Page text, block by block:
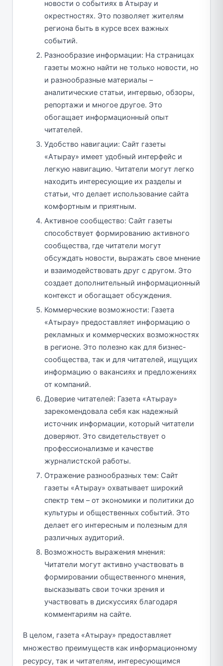
новости о событиях в Атырау и
окрестностях. Это позволяет жителям
региона быть в курсе всех важных
событий.
Разнообразие информации: На страницах
газеты можно найти не только новости, но
и разнообразные материалы –
аналитические статьи, интервью, обзоры,
репортажи и многое другое. Это
обогащает информационный опыт
читателей.
Удобство навигации: Сайт газеты
«Атырау» имеет удобный интерфейс и
легкую навигацию. Читатели могут легко
находить интересующие их разделы и
статьи, что делает использование сайта
комфортным и приятным.
Активное сообщество: Сайт газеты
способствует формированию активного
сообщества, где читатели могут
обсуждать новости, выражать свое мнение
и взаимодействовать друг с другом. Это
создает дополнительный информационный
контекст и обогащает обсуждения.
Коммерческие возможности: Газета
«Атырау» предоставляет информацию о
рекламных и коммерческих возможностях
в регионе. Это полезно как для бизнес-
сообщества, так и для читателей, ищущих
информацию о вакансиях и предложениях
от компаний.
Доверие читателей: Газета «Атырау»
зарекомендовала себя как надежный
источник информации, который читатели
доверяют. Это свидетельствует о
профессионализме и качестве
журналистской работы.
Отражение разнообразных тем: Сайт
газеты «Атырау» охватывает широкий
спектр тем – от экономики и политики до
культуры и общественных событий. Это
делает его интересным и полезным для
различных аудиторий.
Возможность выражения мнения:
Читатели могут активно участвовать в
формировании общественного мнения,
высказывать свои точки зрения и
участвовать в дискуссиях благодаря
комментариям на сайте.
В целом, газета «Атырау» предоставляет
множество преимуществ как информационному
ресурсу, так и читателям, интересующимся